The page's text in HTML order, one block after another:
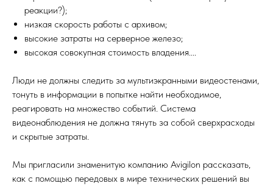
реакции?);
низкая скорость работы с архивом;
высокие затраты на серверное железо;
высокая совокупная стоимость владения....
Люди не должны следить за мультиэкранными видеостенами,
тонуть в информации в попытке найти необходимое,
реагировать на множество событий. Система
видеонаблюдения не должна тянуть за собой сверхрасходы
и скрытые затраты.
Мы пригласили знаменитую компанию Avigilon рассказать,
как с помощью передовых в мире технических решений вы